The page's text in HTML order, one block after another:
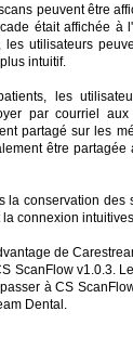
peuvent être
était affichée
les utilisateurs
intuitif.
les
par courriel
partagé sur les
être
la conservation
connexion
de
ScanFlow v1.0.3.
à CS
Dental.